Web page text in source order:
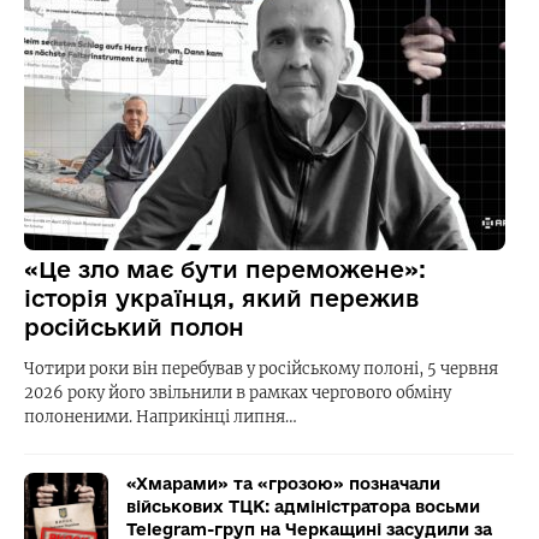
«Це зло має бути переможене»:
історія українця, який пережив
російський полон
Чотири роки він перебував у російському полоні, 5 червня
2026 року його звільнили в рамках чергового обміну
полоненими. Наприкінці липня…
«Хмарами» та «грозою» позначали
військових ТЦК: адміністратора восьми
Telegram-груп на Черкащині засудили за